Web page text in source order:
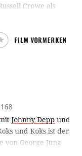
Crowe als
FILM VORMERKEN
168
Johnny Depp und
und Koks ist der
von George Jung